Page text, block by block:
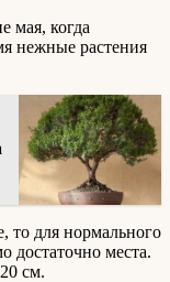
мая, когда
нежные растения
то для нормального
достаточно места.
см.